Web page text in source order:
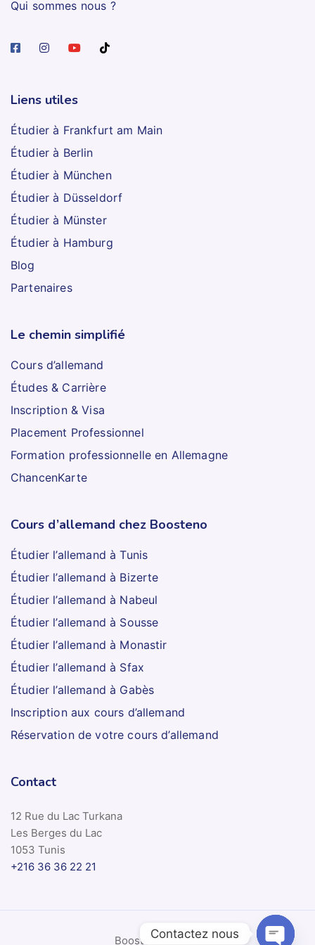
Qui sommes nous ?
Liens utiles
Étudier à Frankfurt am Main
Étudier à Berlin
Étudier à München
Étudier à Düsseldorf
Étudier à Münster
Étudier à Hamburg
Blog
Partenaires
Le chemin simplifié
Cours d’allemand
Études & Carrière
Inscription & Visa
Placement Professionnel
Formation professionnelle en Allemagne
ChancenKarte
Cours d’allemand chez Boosteno
Étudier l’allemand à Tunis
Étudier l’allemand à Bizerte
Étudier l’allemand à Nabeul
Étudier l’allemand à Sousse
Étudier l’allemand à Monastir
Étudier l’allemand à Sfax
Étudier l’allemand à Gabès
Inscription aux cours d’allemand
Réservation de votre cours d’allemand
Contact
12 Rue du Lac Turkana
Les Berges du Lac
1053 Tunis
+216 36 36 22 21
Boosteno - 2026.
Contactez nous